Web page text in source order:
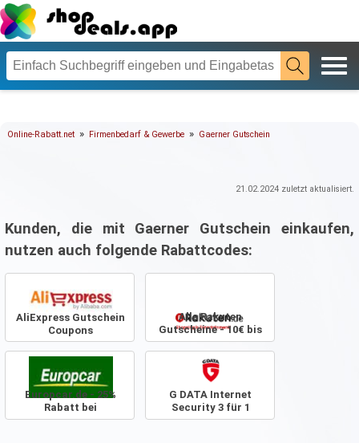
Online-Rabatt.net » Firmenbedarf & Gewerbe » Gaerner Gutschein
21.02.2024 zuletzt aktualisiert.
Kunden, die mit Gaerner Gutschein einkaufen,
nutzen auch folgende Rabattcodes:
AliExpress Gutschein
Coupons
Alle Rakuten
Gutscheine - 10€ bis
50% Rabatt
Europcar.de - 25%
Rabatt bei
Sofortzahlung
G DATA Internet
Security 3 für 1
Sonderedition